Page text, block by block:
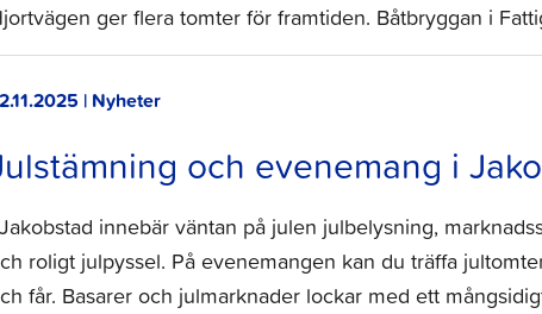
ger flera tomter för framtiden. Båtbryggan i
| Nyheter
och evenemang i
innebär väntan på julen julbelysning,
roligt julpyssel. På evenemangen kan du träffa
får. Basarer och julmarknader lockar med ett